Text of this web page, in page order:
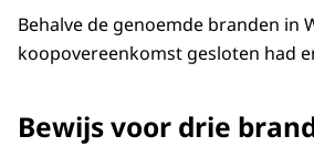
Behalve de genoemde branden in
koopovereenkomst gesloten had
Bewijs voor drie